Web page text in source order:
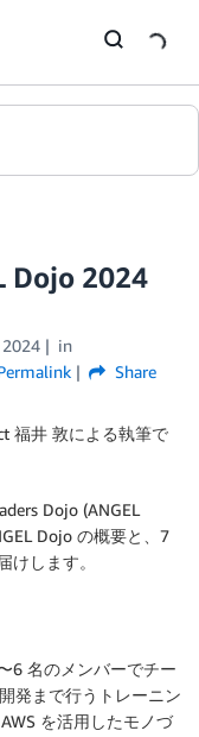
Dojo 2024
in
Share
福井 敦による執筆で
Dojo (ANGEL
Dojo の概要と、7
けします。
6 名のメンバーでチー
発まで行うトレーニン
を活用したモノづ